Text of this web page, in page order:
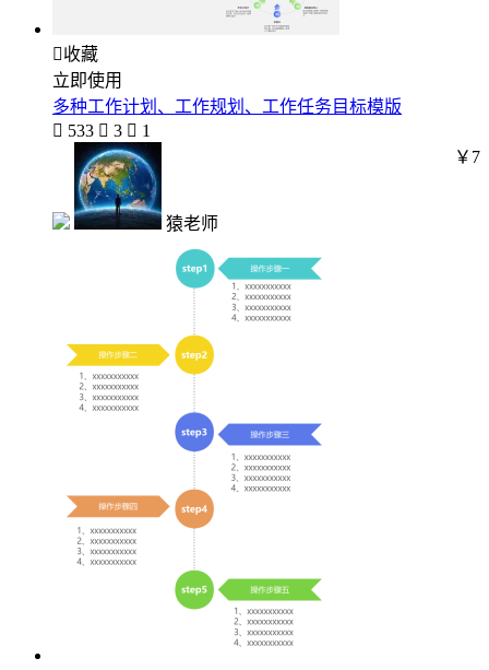
收藏
立即使用
多种工作计划、工作规划、工作任务目标模版
 533  3  1
猿老师
￥7